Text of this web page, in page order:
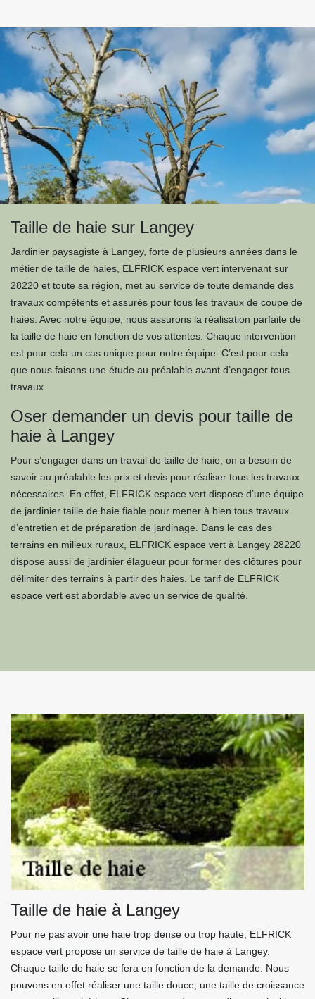
Taille de haie sur Langey
Jardinier paysagiste à Langey, forte de plusieurs années dans le
métier de taille de haies, ELFRICK espace vert intervenant sur
28220 et toute sa région, met au service de toute demande des
travaux compétents et assurés pour tous les travaux de coupe de
haies. Avec notre équipe, nous assurons la réalisation parfaite de
la taille de haie en fonction de vos attentes. Chaque intervention
est pour cela un cas unique pour notre équipe. C’est pour cela
que nous faisons une étude au préalable avant d’engager tous
travaux.
Oser demander un devis pour taille de
haie à Langey
Pour s’engager dans un travail de taille de haie, on a besoin de
savoir au préalable les prix et devis pour réaliser tous les travaux
nécessaires. En effet, ELFRICK espace vert dispose d’une équipe
de jardinier taille de haie fiable pour mener à bien tous travaux
d’entretien et de préparation de jardinage. Dans le cas des
terrains en milieux ruraux, ELFRICK espace vert à Langey 28220
dispose aussi de jardinier élagueur pour former des clôtures pour
délimiter des terrains à partir des haies. Le tarif de ELFRICK
espace vert est abordable avec un service de qualité.
Taille de haie à Langey
Pour ne pas avoir une haie trop dense ou trop haute, ELFRICK
espace vert propose un service de taille de haie à Langey.
Chaque taille de haie se fera en fonction de la demande. Nous
pouvons en effet réaliser une taille douce, une taille de croissance